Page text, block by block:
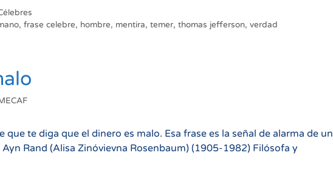
,frase celebre, hombre, mentira,temer,thomas jefferson,verdad
que te diga que el dinero es malo. Esa frase es la señal de alarma de un
Rand (Alisa Zinóvievna Rosenbaum) (1905-1982) Filósofa y